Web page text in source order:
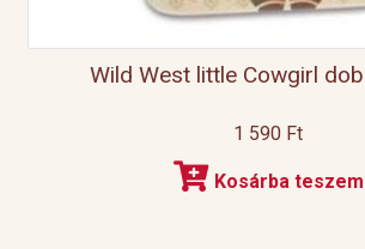
Wild West little Cowgirl
1 590 Ft
Kosárba teszem